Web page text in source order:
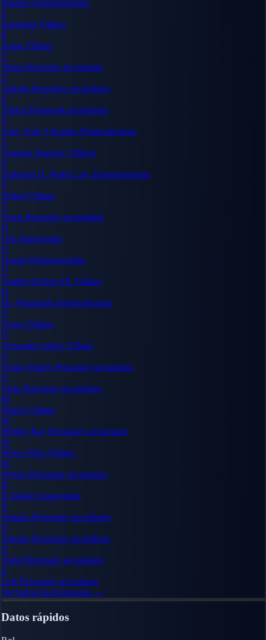
SmokerDeuteragonista
S
Spandam Villano
S
SugarVillano
T
Tama Personaje secundario
T
Tashigi Personaje secundario
T
Thatch Personaje secundario
T
Tony Tony ChopperDeuteragonista
T
Topman Warcury Villano
T
Trafalgar D. Water Law Deuteragonista
T
Trebol Villano
T
Tsuru Personaje secundario
U
Ulti Antagonista
U
Usopp Deuteragonista
V
Vander Decken IX Villano
D
Dr. Vegapunk Deuteragonista
V
Vergo Villano
V
Vinsmoke Judge Villano
V
Viola (Violet) Personaje secundario
V
Vista Personaje secundario
W
Wapol Villano
W
Whitey Bay Personaje secundario
W
Who's Who Villano
W
WyperPersonaje secundario
X
X Drake Antagonista
Y
Yamato Personaje secundario
Y
Yasopp Personaje secundario
Y
Yorki Personaje secundario
Z
ZeffPersonaje secundario
Ver todos los personajes →
Datos rápidos